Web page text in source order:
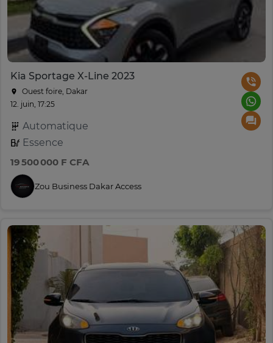
Kia Sportage X-Line 2023
Ouest foire, Dakar
12. juin, 17:25
Automatique
Essence
19 500 000 F CFA
Zou Business Dakar Access